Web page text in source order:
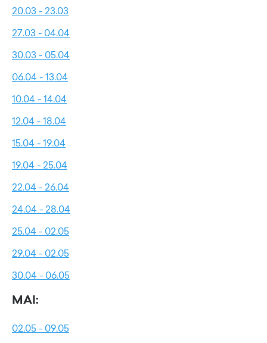
20.03 - 23.03
27.03 - 04.04
30.03 - 05.04
06.04 - 13.04
10.04 - 14.04
12.04 - 18.04
15.04 - 19.04
19.04 - 25.04
22.04 - 26.04
24.04 - 28.04
25.04 - 02.05
29.04 - 02.05
30.04 - 06.05
MAI:
02.05 - 09.05